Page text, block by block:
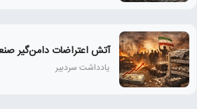
آتش اعتراضات دامن‌گیر
یادداشت سردبیر